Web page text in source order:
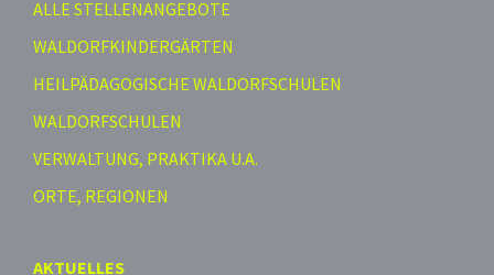
ALLE STELLENANGEBOTE
WALDORFKINDERGÄRTEN
HEILPÄDAGOGISCHE WALDORFSCHULEN
WALDORFSCHULEN
VERWALTUNG, PRAKTIKA U.A.
ORTE, REGIONEN
AKTUELLES